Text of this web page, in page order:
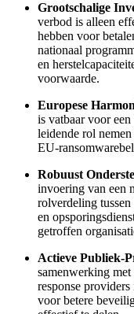
Grootschalige
verbod is alleen
hebben voor
nationaal
en
voorwaarde.
Europese
is vatbaar voor een
leidende rol
EU-
Robuust
invoering van een
rolverdeling
en
getroffen
Actieve Publiek-
samenwerking
response
voor betere